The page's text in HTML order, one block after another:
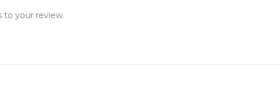
to your review.